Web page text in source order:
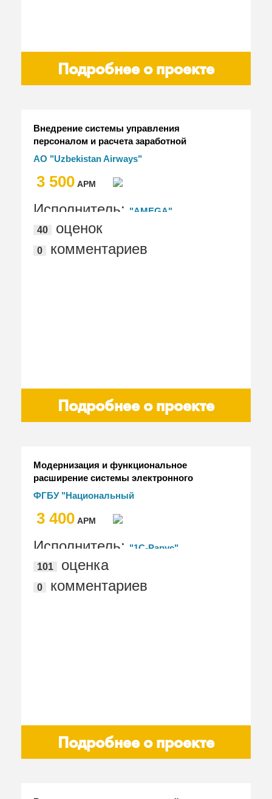
Подробнее о проекте
Внедрение системы управления
персоналом и расчета заработной
платы
АО "Uzbekistan Airways"
3 500 АРМ
Исполнитель: "AMEGA"
40
оценок
0 комментариев
Подробнее о проекте
Модернизация и функциональное
расширение системы электронного
документооборота на базе
"1С:Документооборот
государственного учреждения"
ФГБУ "Национальный
"Курчатовский институт" (НИЦ
3 400 АРМ
Исполнитель: "1С-Рарус"
101
оценка
0 комментариев
Подробнее о проекте